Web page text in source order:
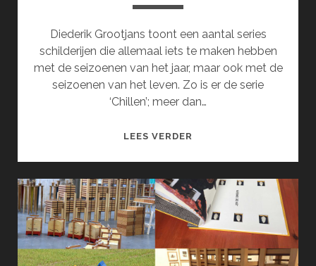
Diederik Grootjans toont een aantal series
schilderijen die allemaal iets te maken hebben
met de seizoenen van het jaar, maar ook met de
seizoenen van het leven. Zo is er de serie
‘Chillen’; meer dan…
LEES VERDER